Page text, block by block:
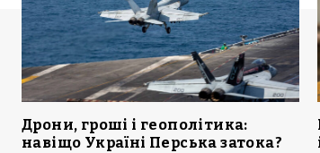
Дрони, гроші і геополітика:
навіщо Україні Перська затока?